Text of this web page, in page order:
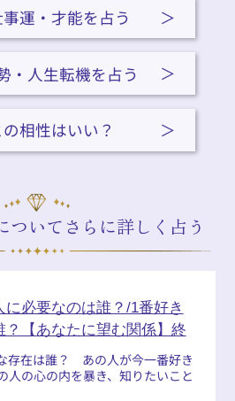
運・才能を占う
・人生転機を占う
相性はいい？
ついてさらに詳しく占う
に必要なのは誰？/1番好き
？【あなたに望む関係】終
存在は誰？ あの人が今一番好き
の心の内を暴き、知りたいこと